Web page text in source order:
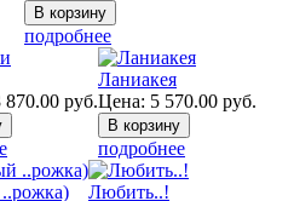
подробнее
870.00 руб.
Ланиакея
Цена: 5 570.00 руб.
подробнее
Любить..!